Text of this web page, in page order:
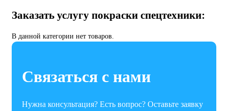
Заказать услугу покраски спецтехники:
В данной категории нет товаров.
Связаться с нами
Нужна консультация? Есть вопрос? Оставьте заявку